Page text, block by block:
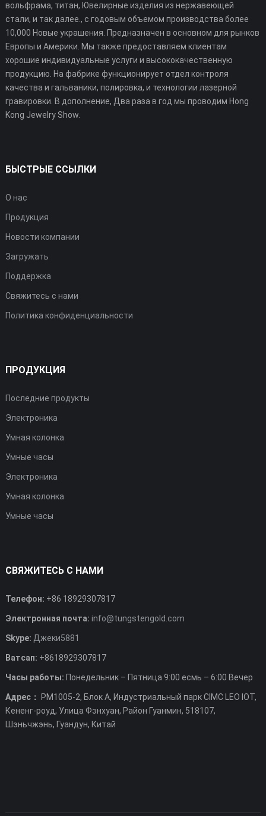
вольфрама, титан, Ювелирные изделия из нержавеющей
стали, и так далее., с годовым объемом производства более
10,000 Новые украшения. Предназначен в основном для рынков
Европы и Америки. Мы также предоставляем клиентам
хорошие индивидуальные услуги и высококачественную
продукцию. На фабрике функционирует отдел контроля
качества и гальваники, полировка, и технологии лазерной
гравировки. В дополнение, Два раза в год мы проводим Hong
Kong Jewelry Show.
БЫСТРЫЕ ССЫЛКИ
О нас
Продукция
Новости компании
Загружать
Поддержка
Свяжитесь с нами
Политика конфиденциальности
ПРОДУКЦИЯ
Последние продукты
Электроника
Умная колонка
Умные часы
Электроника
Умная колонка
Умные часы
СВЯЖИТЕСЬ С НАМИ
Телефон: +86 18929307817
Электронная почта: info@tungstengold.com
Skype: Джеки5881
Ватсап: +8618929307817
Часы работы: Понедельник – Пятница 9:00 есмь – 6:00 Вечер
Адрес：
РМ1005-2, Блок А, Индустриальный парк CIMC LEO IOT,
Кененг-роуд, Улица Фэнхуан, Район Гуанмин, 518107,
Шэньчжэнь, Гуандун, Китай